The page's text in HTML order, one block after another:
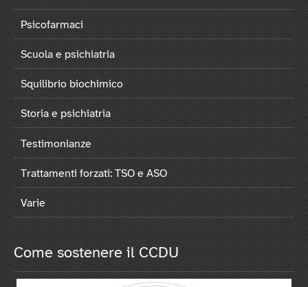
Psicofarmaci
Scuola e psichiatria
Squilibrio biochimico
Storia e psichiatria
Testimonianze
Trattamenti forzati: TSO e ASO
Varie
Come sostenere il CCDU